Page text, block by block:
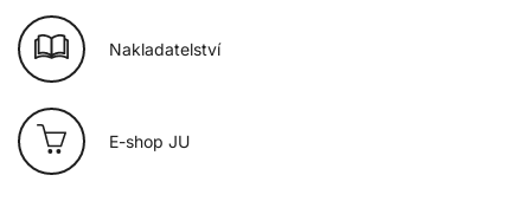
Nakladatelství
E-shop JU